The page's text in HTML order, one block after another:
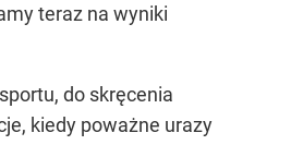
teraz na wyniki
do skręcenia
kiedy poważne urazy